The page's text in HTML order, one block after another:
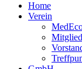
Home
Verein